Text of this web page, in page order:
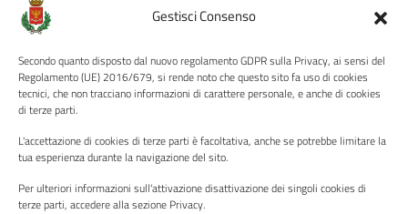
Gestisci Consenso
Secondo quanto disposto dal nuovo regolamento GDPR sulla Privacy, ai sensi del
Regolamento (UE) 2016/679, si rende noto che questo sito fa uso di cookies
tecnici, che non tracciano informazioni di carattere personale, e anche di cookies
di terze parti.
L'accettazione di cookies di terze parti è facoltativa, anche se potrebbe limitare la
tua esperienza durante la navigazione del sito.
Per ulteriori informazioni sull'attivazione disattivazione dei singoli cookies di
terze parti, accedere alla sezione Privacy.
Amministrazione Trasparente
Albo pretorio
Informativa privacy
Note legali
Piano di miglioramento del sito